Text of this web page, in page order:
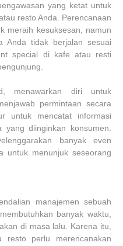
yang ketat untuk
resto Anda. Perencanaan
meraih kesuksesan, namun
tidak berjalan sesuai
special di kafe atau resti
menawarkan diri untuk
permintaan secara
untuk mencatat informasi
diinginkan konsumen.
banyak even
untuk menunjuk seseorang
manajemen sebuah
banyak waktu,
di masa lalu. Karena itu,
perlu merencanakan